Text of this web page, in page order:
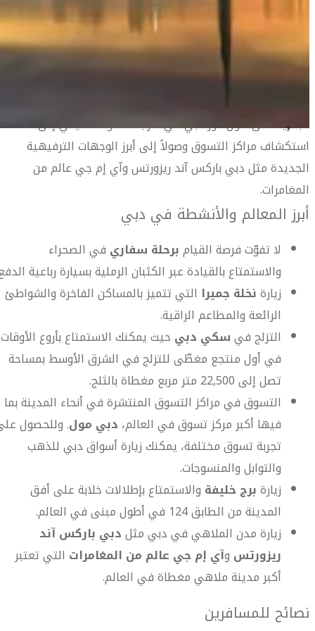
دليل السفر إلى
دليل السفر إلى
سياحية رائعة مثل برج خليفة ونافورة دبي الراقصة ودبي أوبرا
وقناة دبي المائية بالإضافة إلى الجزر الاصطناعية والأحياء
مثل حي الفهيدي والأسواق القديمة كسوق التوابل والأقمشة
وغير ذلك الكثير.
هناك الكثير من الخيارات بانتظارك عندما تزور دبي من الرحلات
البحرية على طول خور دبي في قارب الدهو التقليدي إلى
استكشاف مراكز التسوق وصولاً إلى أبرز الوجهات الترفيهية
الجديدة مثل دبي باركس آند ريزورتس وآي إم جي عالم من
المغامرات.
أبرز المعالم والأنشطة في دبي
لا تفوّت فرصة القيامبرحلة سفاري في الصحراء
والاستمتاع بالقيادة عبر الكثبان الرملية بسيارة رباعية
زيارةنخلة جميرا التي تتميز بالمساكن الفاخرة والشواطئ
الرائعة والمطاعم الراقية.
التزلج فيسكي دبي حيث يمكنك الاستمتاع بأروع الأوقات
في أول منتجع مغطّى للتزلج في الشرق الأوسط بمساحة
تصل إلى 22,500 متر مربع مغطاة بالثلج.
التسوق في مراكز التسوق المنتشرة في أنحاء المدينة بما
فيها أكبر مركز تسوق في العالم، دبي مول. وللحصول
تجربة تسوق مختلفة، يمكنك زيارة أسواق دبي للذهب
والتوابل والمنسوجات.
زيارةبرج خليفة والاستمتاع بإطلالات خلابة على أفق
المدينة من الطابق 124 في أطول مبنى في العالم.
زيارة مدن الملاهي في دبي مثلدبي باركس آند
ريزورتس وآي إم جي عالم من المغامرات التي تعتبر
أكبر مدينة ملاهي مغطاة في العالم.
نصائح للمسافرين